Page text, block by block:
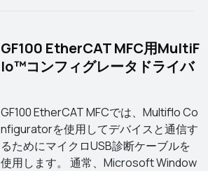
GF100 EtherCAT MFC用MultiF
lo™コンフィグレータドライバ
GF100 EtherCAT MFCでは、Multiflo Co
nfiguratorを使用してデバイスと通信す
るためにマイクロUSB診断ケーブルを
使用します。 通常、Microsoft Window